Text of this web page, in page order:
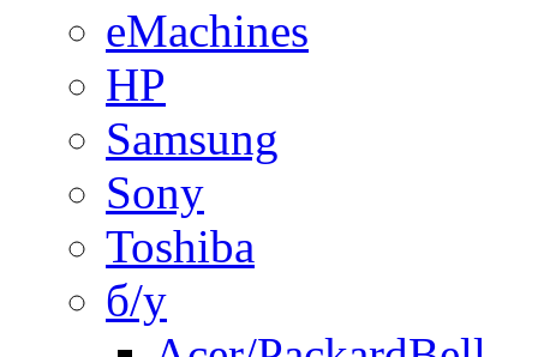
eMachines
HP
Samsung
Sony
Toshiba
б/у